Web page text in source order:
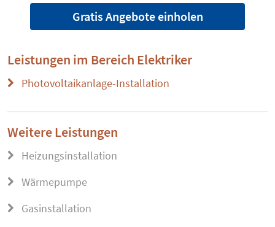
Gratis Angebote einholen
Leistungen im Bereich Elektriker
Photovoltaikanlage-Installation
Weitere Leistungen
Heizungsinstallation
Wärmepumpe
Gasinstallation